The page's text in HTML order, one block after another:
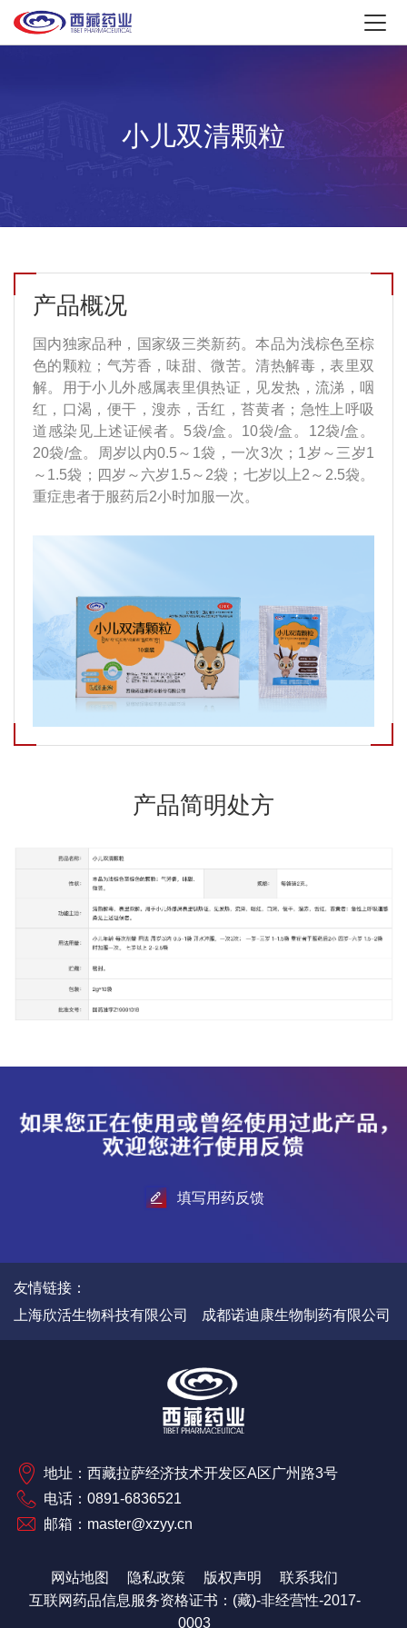
小儿双清颗粒
产品概况
国内独家品种，国家级三类新药。本品为浅棕色至棕
色的颗粒；气芳香，味甜、微苦。清热解毒，表里双
解。用于小儿外感属表里俱热证，见发热，流涕，咽
红，口渴，便干，溲赤，舌红，苔黄者；急性上呼吸
道感染见上述证候者。5袋/盒。10袋/盒。12袋/盒。
20袋/盒。周岁以内0.5～1袋，一次3次；1岁～三岁1
～1.5袋；四岁～六岁1.5～2袋；七岁以上2～2.5袋。
重症患者于服药后2小时加服一次。
产品简明处方
填写用药反馈
友情链接：
上海欣活生物科技有限公司
成都诺迪康生物制药有限公司
地址：西藏拉萨经济技术开发区A区广州路3号
电话：0891-6836521
邮箱：master@xzyy.cn
网站地图 隐私政策 版权声明
联系我们
互联网药品信息服务资格证书：(藏)-非经营性-2017-
0003